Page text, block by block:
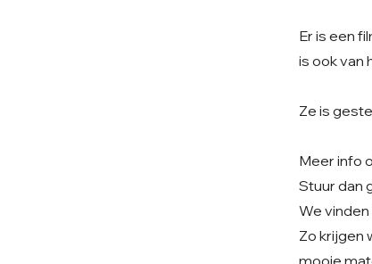
Er is een
is ook van
Ze is
Meer info
Stuur dan
We
Zo krijgen
mooie